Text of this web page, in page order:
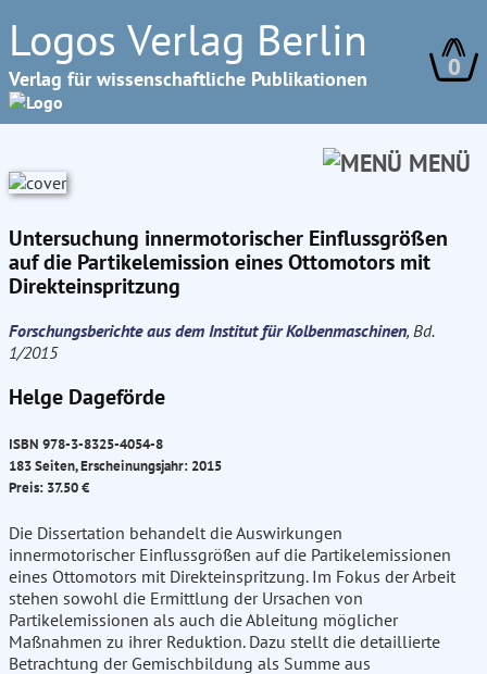
Logos Verlag Berlin
Verlag für wissenschaftliche Publikationen 0
MENÜ
Untersuchung innermotorischer Einflussgrößen
auf die Partikelemission eines Ottomotors mit
Direkteinspritzung
Forschungsberichte aus dem Institut für Kolbenmaschinen, Bd.
1/2015
Helge Dageförde
ISBN 978-3-8325-4054-8
183 Seiten, Erscheinungsjahr: 2015
Preis: 37.50 €
Die Dissertation behandelt die Auswirkungen
innermotorischer Einflussgrößen auf die Partikelemissionen
eines Ottomotors mit Direkteinspritzung. Im Fokus der Arbeit
stehen sowohl die Ermittlung der Ursachen von
Partikelemissionen als auch die Ableitung möglicher
Maßnahmen zu ihrer Reduktion. Dazu stellt die detaillierte
Betrachtung der Gemischbildung als Summe aus